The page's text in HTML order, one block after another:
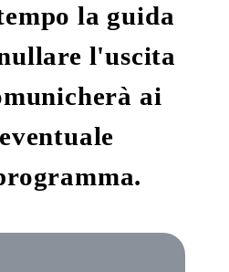
la guida
l'uscita
ai